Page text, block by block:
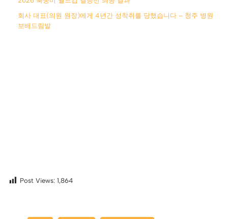
회사 대표(의원 원장)에게 4년간 성착취를 당했습니다 – 청주 병원
보배드림발
Post Views: 1,864